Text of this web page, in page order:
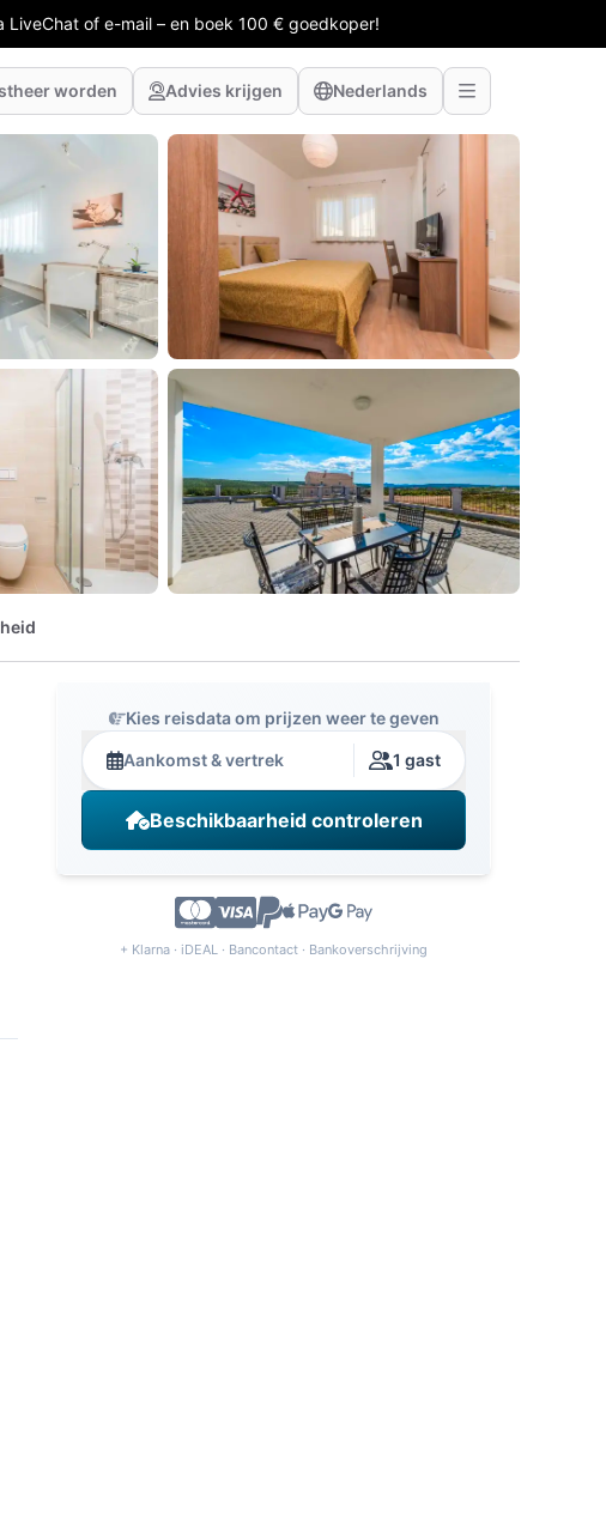
of e-mail – en boek 100 € goedkoper!
worden Advies krijgen Nederlands
Kies reisdata om prijzen weer te geven
Aankomst & vertrek 1 gast
Beschikbaarheid controleren
+ Klarna · iDEAL · Bancontact · Bankoverschrijving